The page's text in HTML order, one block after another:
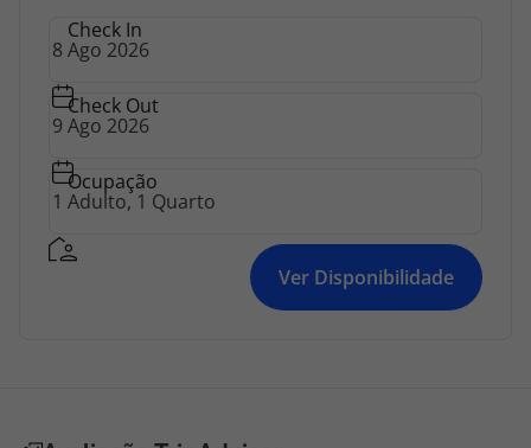
Westchester County) - 19,1 km/11,9 mi Aeroporto
Internacional John F.
Check In
Check Out
Ocupação
Ver Disponibilidade